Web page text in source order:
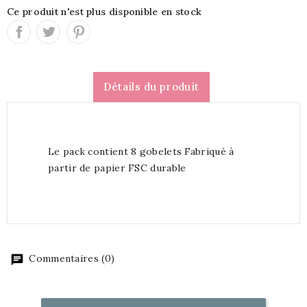
Ce produit n'est plus disponible en stock
Détails du produit
Le pack contient 8 gobelets Fabriqué à
partir de papier FSC durable
Commentaires (0)